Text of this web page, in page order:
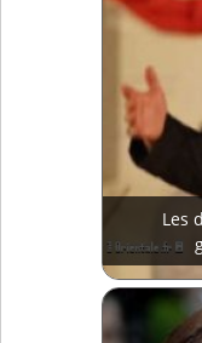
Les